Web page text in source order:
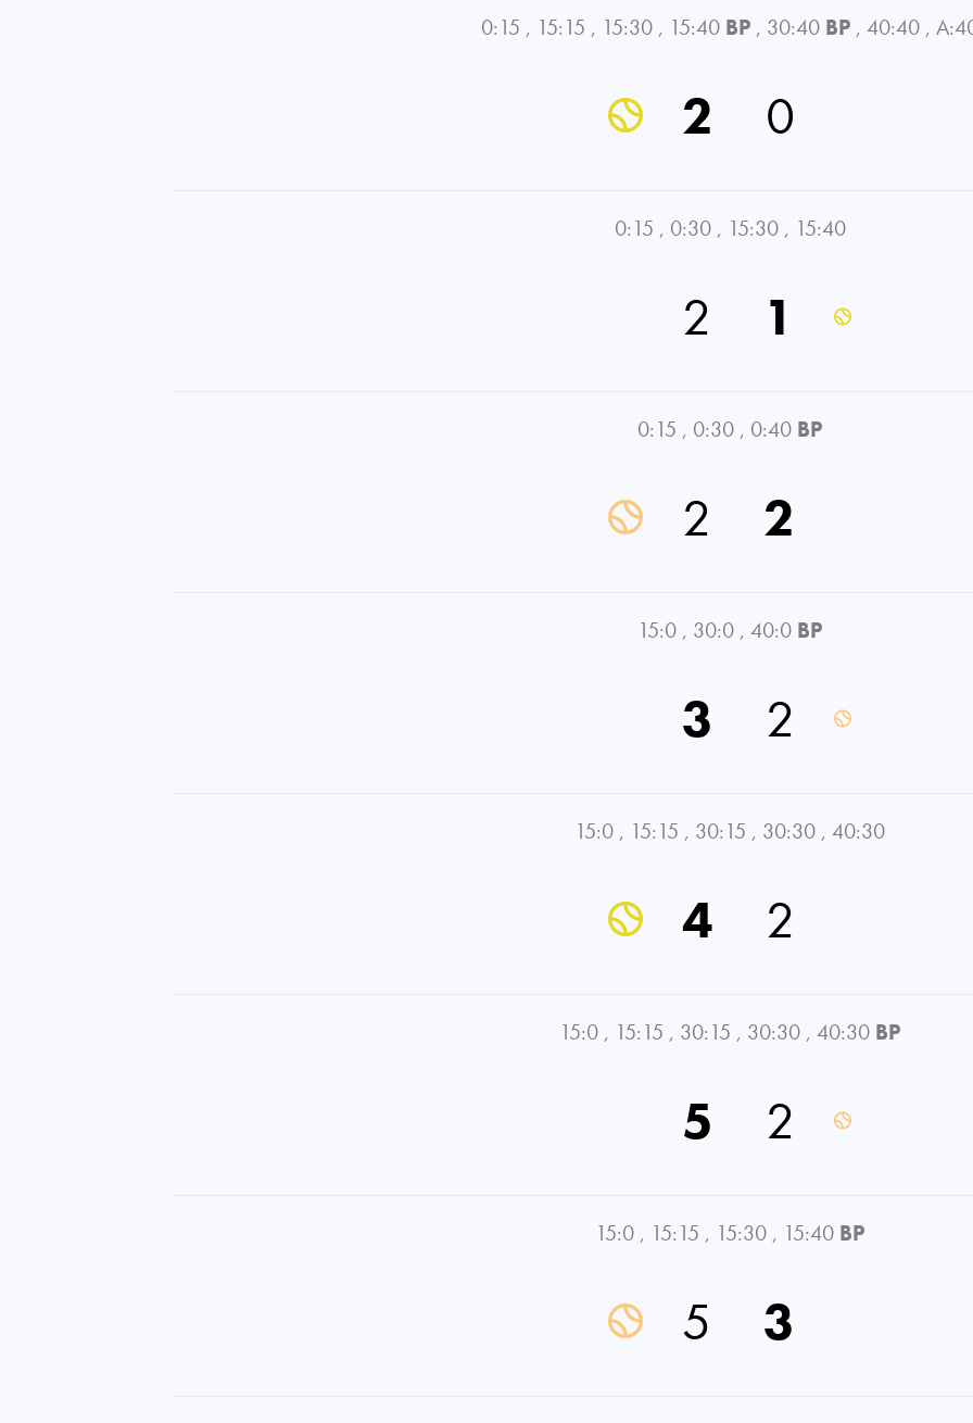
0:15 , 15:15 , 15:30 , 15:40 BP , 30:40 BP , 40:40 ,
2 0
0:15 , 0:30 , 15:30 , 15:40
2 1
0:15 , 0:30 , 0:40 BP
2 2
15:0 , 30:0 , 40:0 BP
3 2
15:0 , 15:15 , 30:15 , 30:30 , 40:30
4 2
15:0 , 15:15 , 30:15 , 30:30 , 40:30 BP
5 2
15:0 , 15:15 , 15:30 , 15:40 BP
5 3